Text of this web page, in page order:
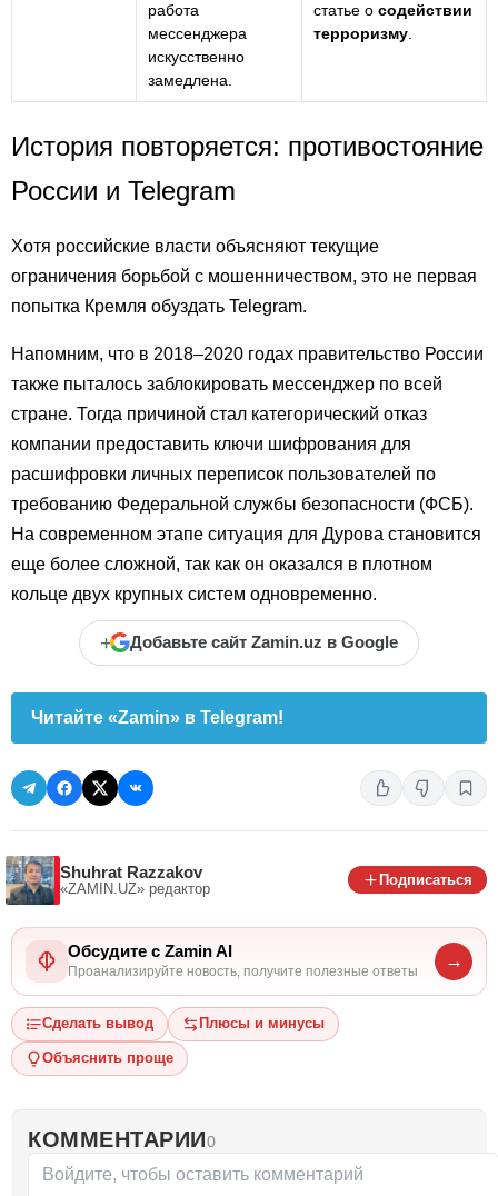
работа
мессенджера
искусственно
замедлена.
статье о содействии
терроризму
История повторяется: противостояние
России и Telegram
Хотя российские власти объясняют текущие
ограничения борьбой с мошенничеством, это не первая
попытка Кремля обуздать Telegram.
Напомним, что в 2018–2020 годах правительство России
также пыталось заблокировать мессенджер по всей
стране. Тогда причиной стал категорический отказ
компании предоставить ключи шифрования для
расшифровки личных переписок пользователей по
требованию Федеральной службы безопасности (ФСБ).
На современном этапе ситуация для Дурова становится
еще более сложной, так как он оказался в плотном
кольце двух крупных систем одновременно.
+ Добавьте сайт Zamin.uz в Google
Читайте «Zamin» в Telegram!
Shuhrat Razzakov
«ZAMIN.UZ» редактор
Подписаться
Обсудите с Zamin AI
Проанализируйте новость, получите полезные ответы
→
Сделать вывод Плюсы и минусы
Объяснить проще
КОММЕНТАРИИ0